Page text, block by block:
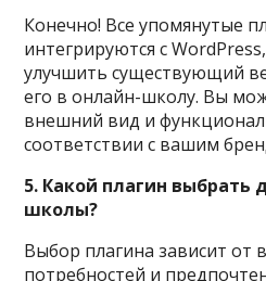
Конечно! Все упомянутые
интегрируются с
улучшить существующий
его в онлайн-школу. Вы
внешний вид и
соответствии с вашим
5. Какой плагин выбрать
школы?
Выбор плагина зависит от
потребностей и